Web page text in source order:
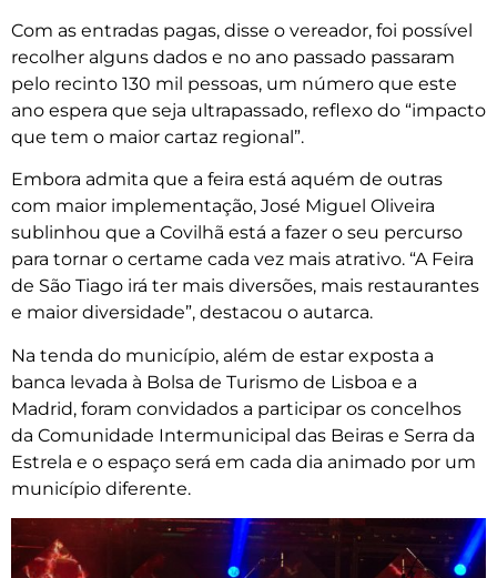
Com as entradas pagas, disse o vereador, foi possível
recolher alguns dados e no ano passado passaram
pelo recinto 130 mil pessoas, um número que este
ano espera que seja ultrapassado, reflexo do “impacto
que tem o maior cartaz regional”.
Embora admita que a feira está aquém de outras
com maior implementação, José Miguel Oliveira
sublinhou que a Covilhã está a fazer o seu percurso
para tornar o certame cada vez mais atrativo. “A Feira
de São Tiago irá ter mais diversões, mais restaurantes
e maior diversidade”, destacou o autarca.
Na tenda do município, além de estar exposta a
banca levada à Bolsa de Turismo de Lisboa e a
Madrid, foram convidados a participar os concelhos
da Comunidade Intermunicipal das Beiras e Serra da
Estrela e o espaço será em cada dia animado por um
município diferente.